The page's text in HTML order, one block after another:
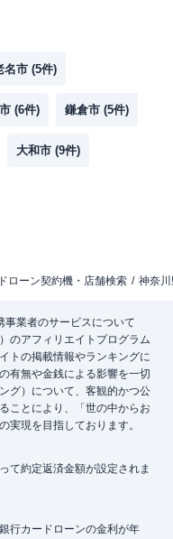
名市 (5件)
(6件) 鎌倉市 (5件)
大和市 (9件)
ローン契約機・店舗検索 神奈
業者のサービスについて
のアフィリエイトプログラム
トの掲載情報やランキングに
有無や金銭による影響を一切
グ）について、客観的かつ公
ことにより、「世の中からお
実現を目指しております。
て約定返済金額が設定されま
行カードローンの金利が年